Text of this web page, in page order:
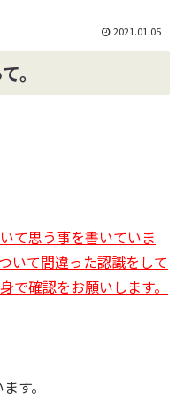
2021.01.05
。
て思う事を書いていま
いて間違った認識をして
で確認をお願いします。
す。